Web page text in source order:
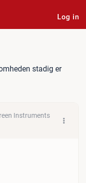
Log in
stadig er
Instruments